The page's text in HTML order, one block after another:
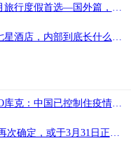
行度假首选—国外篇，建议收藏
酒店，内部到底长什么样？
国已控制住疫情，生产iPhone的工厂正陆续复工
定，或于3月31日正式发布，价格更感人